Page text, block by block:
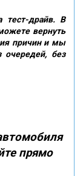
тест-драйв. В
вернуть
причин и мы
очередей, без
прямо